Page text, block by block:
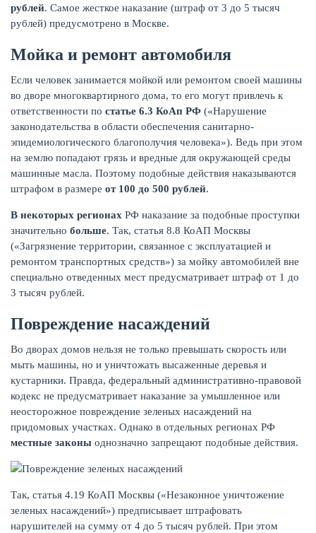
рублей. Самое жесткое наказание (штраф от 3 до 5 тысяч
рублей) предусмотрено в Москве.
Мойка и ремонт автомобиля
Если человек занимается мойкой или ремонтом своей машины
во дворе многоквартирного дома, то его могут привлечь к
ответственности по статье 6.3 КоАп РФ («Нарушение
законодательства в области обеспечения санитарно-
эпидемиологического благополучия человека»). Ведь при этом
на землю попадают грязь и вредные для окружающей среды
машинные масла. Поэтому подобные действия наказываются
штрафом в размере от 100 до 500 рублей.
В некоторых регионах РФ наказание за подобные проступки
значительно больше. Так, статья 8.8 КоАП Москвы
(«Загрязнение территории, связанное с эксплуатацией и
ремонтом транспортных средств») за мойку автомобилей вне
специально отведенных мест предусматривает штраф от 1 до
3 тысяч рублей.
Повреждение насаждений
Во дворах домов нельзя не только превышать скорость или
мыть машины, но и уничтожать высаженные деревья и
кустарники. Правда, федеральный административно-правовой
кодекс не предусматривает наказание за умышленное или
неосторожное повреждение зеленых насаждений на
придомовых участках. Однако в отдельных регионах РФ
местные законы однозначно запрещают подобные действия.
Так, статья 4.19 КоАП Москвы («Незаконное уничтожение
зеленых насаждений») предписывает штрафовать
нарушителей на сумму от 4 до 5 тысяч рублей. При этом